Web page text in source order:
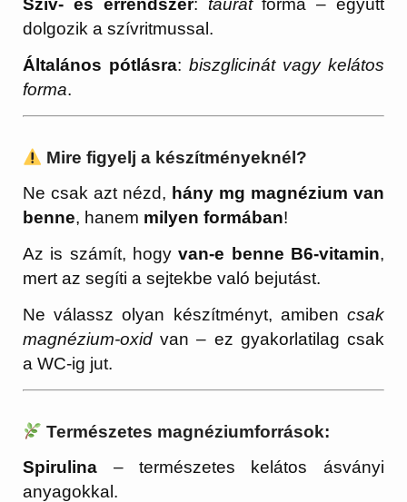
Szív- és érrendszer: taurátforma – együtt
dolgozik a szívritmussal.
Általános pótlásra: biszglicinát vagy kelátos
forma.
Mire figyelj a készítményeknél?
Ne csak azt nézd, hány mg magnézium van
benne, hanem milyen formában!
Az is számít, hogyvan-e benne B6-vitamin,
mert az segíti a sejtekbe való bejutást.
Ne válassz olyan készítményt, amiben csak
magnézium-oxid van – ez gyakorlatilag csak
a WC-ig jut.
Természetes magnéziumforrások:
Spirulina – természetes kelátos ásványi
anyagokkal.